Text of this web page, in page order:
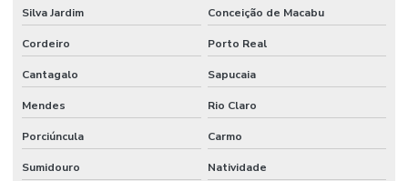
Limpeza De Áreas Industriais
Limpeza De Banheiros Comerciais
Limpeza De Banheiros E Áreas Comuns
Silva Jardim Conceição de Macabu
Cordeiro Porto Real
Cantagalo Sapucaia
Mendes Rio Claro
Porciúncula Carmo
Sumidouro Natividade